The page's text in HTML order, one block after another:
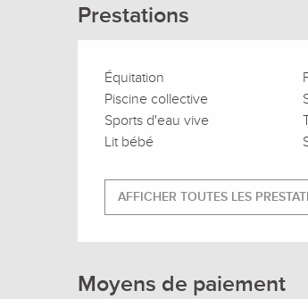
Prestations
Équitation
Piscine collective
Sports d'eau vive
Lit bébé
AFFICHER TOUTES LES
Moyens de paiement